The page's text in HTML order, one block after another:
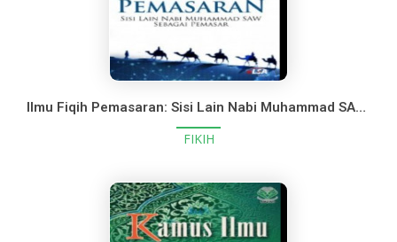
Ilmu Fiqih Pemasaran: Sisi Lain Nabi Muhammad SAW. Sebagai Pemasar
FIKIH